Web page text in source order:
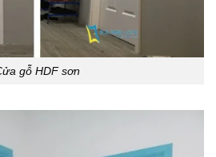
gỗ HDF sơn